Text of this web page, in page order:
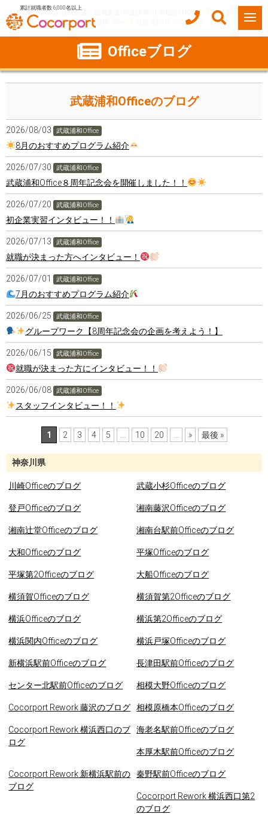
累計就職者数 6,000名以上
ココルポート(就労移行支援・定着支援/自立訓練/計画相談) HOME
事業所紹介
埼玉県
さいたま市 武蔵浦和Office 武蔵浦和Officeのブログ
Officeブログ
神奈川県
川崎Officeのブログ 武蔵小杉Officeのブログ
登戸Officeのブログ 湘南藤沢Officeのブログ
湘南辻堂Officeのブログ 湘南台駅前Officeのブログ
大和Officeのブログ 平塚Officeのブログ
平塚第2Officeのブログ 大船Officeのブログ
横須賀Officeのブログ 横須賀第2Officeのブログ
横浜Officeのブログ 横浜第2Officeのブログ
横浜関内Officeのブログ 横浜戸塚Officeのブログ
新横浜駅前Officeのブログ 長津田駅前Officeのブログ
センター北駅前Officeのブログ 相模大野Officeのブログ
Cocorport Rework 藤沢のブログ 相模原橋本Officeのブログ
Cocorport Rework 横浜西口のブ
ログ
海老名駅前Officeのブログ
本厚木駅前Officeのブログ
Cocorport Rework 新横浜駅前の
ブログ
秦野駅前Officeのブログ
Cocorport Rework 横浜西口第2
のブログ
武蔵浦和Officeのブログ
2026/08/03 武蔵浦和Office
8月のおすすめプログラム紹介
2026/07/30 武蔵浦和Office
武蔵浦和Office８周年記念会を開催しました！！
2026/07/20 武蔵浦和Office
初企業実習インタビュー！！
2026/07/13 武蔵浦和Office
就職が決まった方へインタビュー！
2026/07/01 武蔵浦和Office
7月のおすすめプログラム紹介
2026/06/25 武蔵浦和Office
グループワーク【8周年記念会の企画を考えよう！】
2026/06/15 武蔵浦和Office
就職が決まった方にインタビュー！！
2026/06/08 武蔵浦和Office
スタッフインタビュー！！
1 2 3 4 5 10 20 » 最後 »